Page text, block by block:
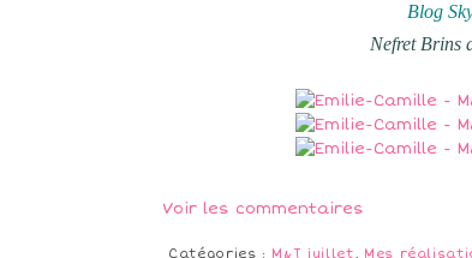
Blog
Nefret Brins
Voir les commentaires
Catégories : M&T juillet, Mes